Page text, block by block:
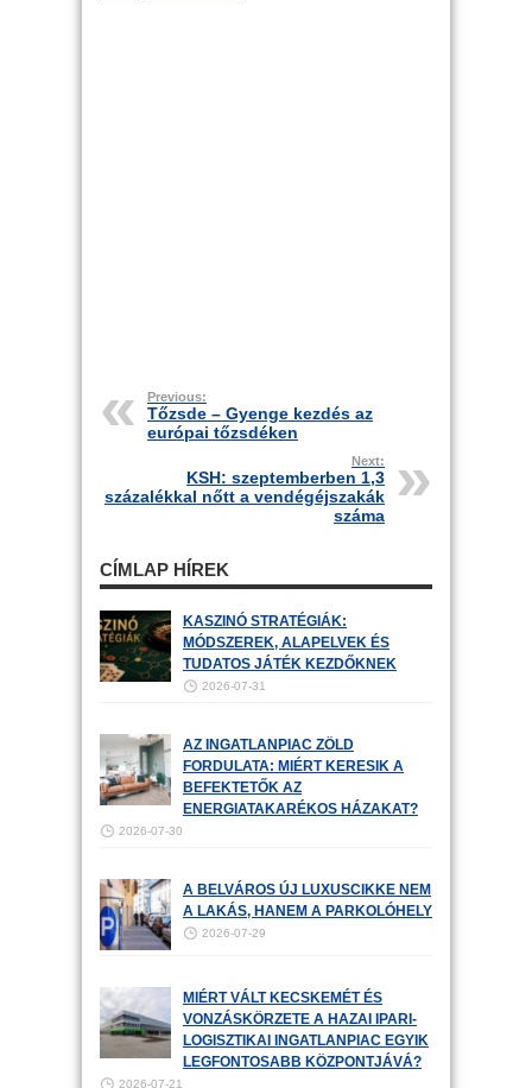
Previous:
Tőzsde – Gyenge kezdés az
európai tőzsdéken
Next:
KSH: szeptemberben 1,3
százalékkal nőtt a vendégéjszakák
száma
CÍMLAP HÍREK
KASZINÓ STRATÉGIÁK:
MÓDSZEREK, ALAPELVEK ÉS
TUDATOS JÁTÉK KEZDŐKNEK
2026-07-31
AZ INGATLANPIAC ZÖLD
FORDULATA: MIÉRT KERESIK A
BEFEKTETŐK AZ
ENERGIATAKARÉKOS HÁZAKAT?
2026-07-30
A BELVÁROS ÚJ LUXUSCIKKE NEM
A LAKÁS, HANEM A PARKOLÓHELY
2026-07-29
MIÉRT VÁLT KECSKEMÉT ÉS
VONZÁSKÖRZETE A HAZAI IPARI-
LOGISZTIKAI INGATLANPIAC EGYIK
LEGFONTOSABB KÖZPONTJÁVÁ?
2026-07-21